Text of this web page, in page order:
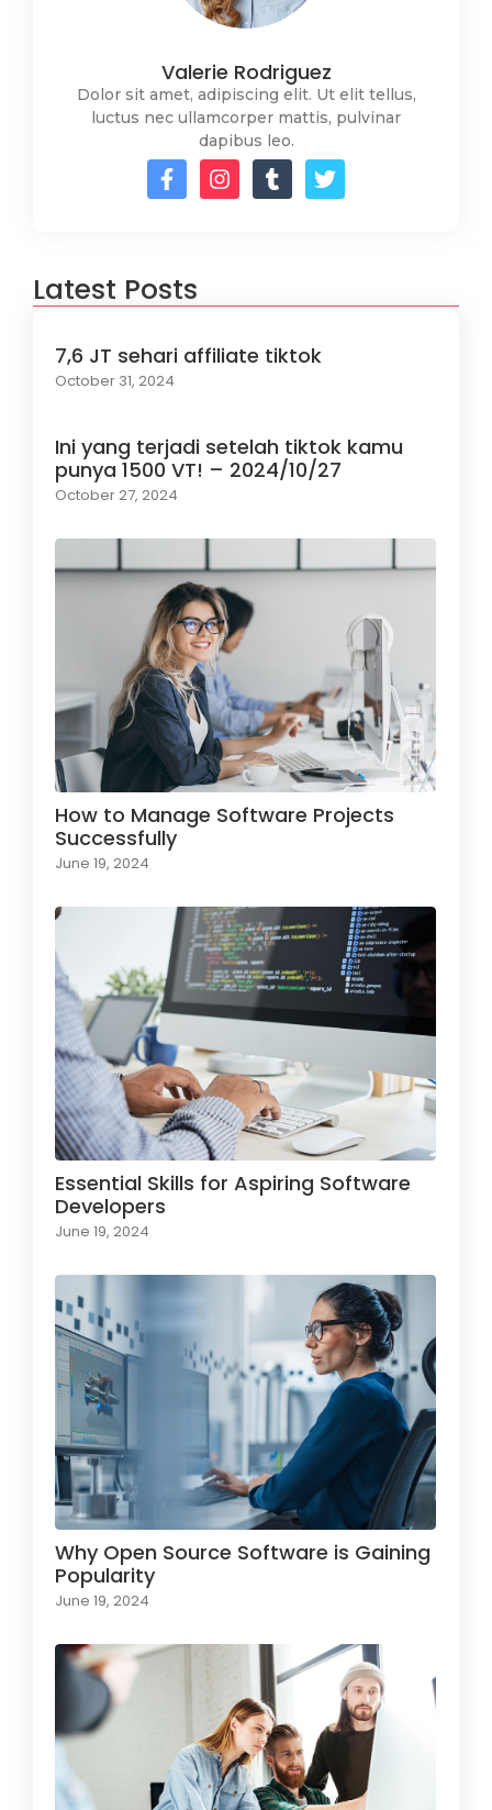
Valerie Rodriguez
Dolor sit amet, adipiscing elit. Ut elit tellus,
luctus nec ullamcorper mattis, pulvinar
dapibus leo.
Latest Posts
7,6 JT sehari affiliate tiktok
October 31, 2024
Ini yang terjadi setelah tiktok kamu
punya 1500 VT! – 2024/10/27
October 27, 2024
How to Manage Software Projects
Successfully
June 19, 2024
Essential Skills for Aspiring Software
Developers
June 19, 2024
Why Open Source Software is Gaining
Popularity
June 19, 2024